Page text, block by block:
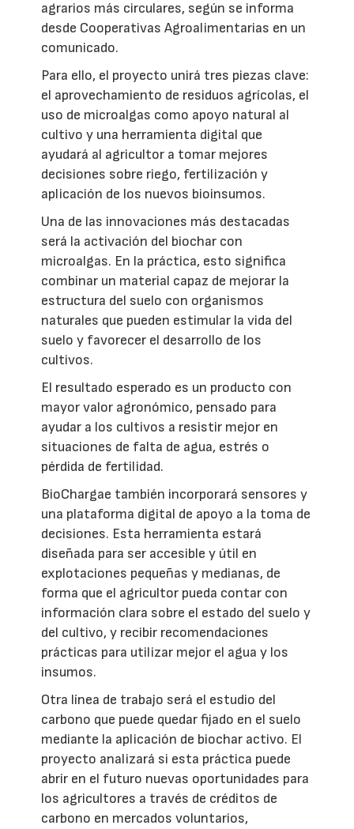
agrarios más circulares, según se informa
desde Cooperativas Agroalimentarias en un
comunicado.
Para ello, el proyecto unirá tres piezas clave:
el aprovechamiento de residuos agrícolas, el
uso de microalgas como apoyo natural al
cultivo y una herramienta digital que
ayudará al agricultor a tomar mejores
decisiones sobre riego, fertilización y
aplicación de los nuevos bioinsumos.
Una de las innovaciones más destacadas
será la activación del biochar con
microalgas. En la práctica, esto significa
combinar un material capaz de mejorar la
estructura del suelo con organismos
naturales que pueden estimular la vida del
suelo y favorecer el desarrollo de los
cultivos.
El resultado esperado es un producto con
mayor valor agronómico, pensado para
ayudar a los cultivos a resistir mejor en
situaciones de falta de agua, estrés o
pérdida de fertilidad.
BioChargae también incorporará sensores y
una plataforma digital de apoyo a la toma de
decisiones. Esta herramienta estará
diseñada para ser accesible y útil en
explotaciones pequeñas y medianas, de
forma que el agricultor pueda contar con
información clara sobre el estado del suelo y
del cultivo, y recibir recomendaciones
prácticas para utilizar mejor el agua y los
insumos.
Otra línea de trabajo será el estudio del
carbono que puede quedar fijado en el suelo
mediante la aplicación de biochar activo. El
proyecto analizará si esta práctica puede
abrir en el futuro nuevas oportunidades para
los agricultores a través de créditos de
carbono en mercados voluntarios,